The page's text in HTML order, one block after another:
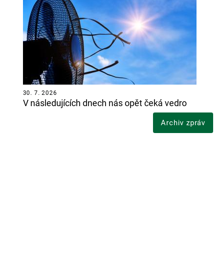
V následujících dnech nás opět čeká vedro
30. 7. 2026
Archiv zpráv